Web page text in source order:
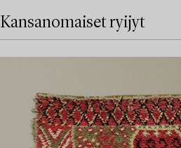
Kansanomaiset ryijyt